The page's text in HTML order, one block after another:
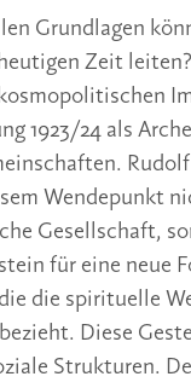
Grundlagen
Zeit
1923/24 als
Wendepunkt
Gesellschaft,
für eine neue
die spirituelle
Diese
Strukturen.